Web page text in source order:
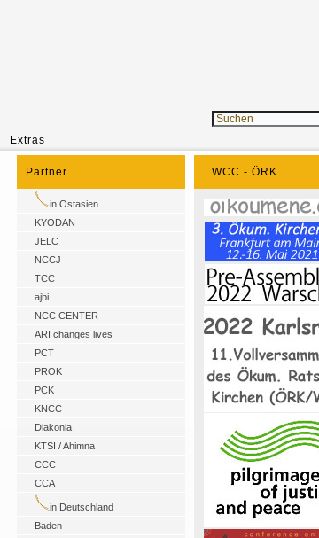
Extras
Partner
in Ostasien
KYODAN
JELC
NCCJ
TCC
ajbi
NCC CENTER
ARI changes lives
PCT
PROK
PCK
KNCC
Diakonia
KTSI / Ahimna
CCC
CCA
in Deutschland
Baden
WCC - ÖRK